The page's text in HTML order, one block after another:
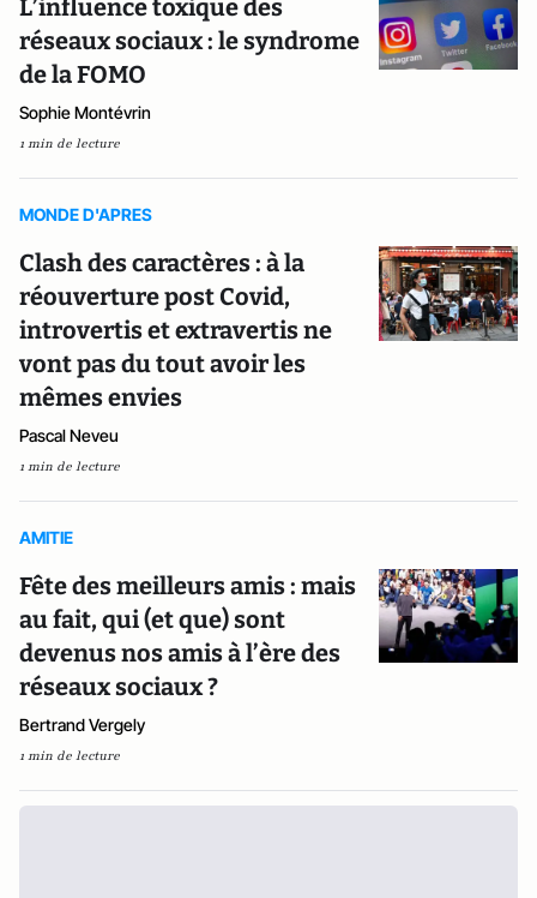
L’influence toxique des
réseaux sociaux : le syndrome
de la FOMO
Sophie Montévrin
1 min de lecture
MONDE D'APRES
Clash des caractères : à la
réouverture post Covid,
introvertis et extravertis ne
vont pas du tout avoir les
mêmes envies
Pascal Neveu
1 min de lecture
AMITIE
Fête des meilleurs amis : mais
au fait, qui (et que) sont
devenus nos amis à l’ère des
réseaux sociaux ?
Bertrand Vergely
1 min de lecture